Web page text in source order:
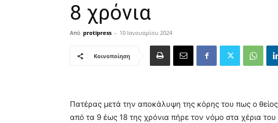
8 χρόνια
Από protipress - 10 Ιανουαρίου 2024
Κοινοποίηση
Πατέρας μετά την αποκάλυψη της κόρης του πως ο
από τα 9 έως 18 της χρόνια πήρε τον νόμο στα χέρια